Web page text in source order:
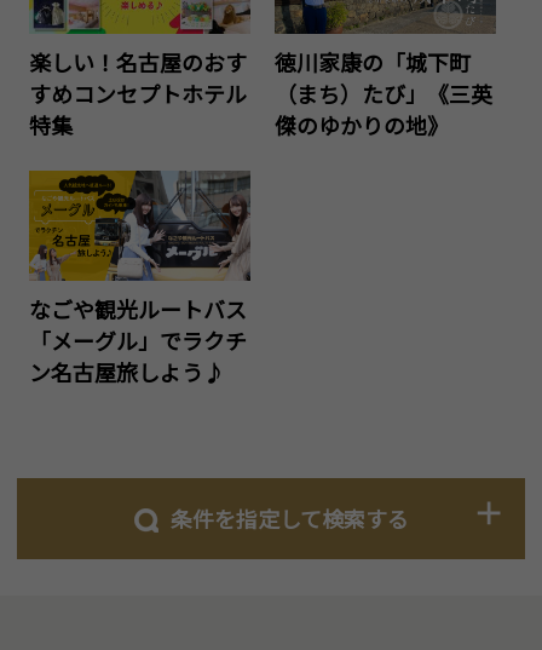
楽しい！名古屋のおす
すめコンセプトホテル
特集
徳川家康の「城下町
（まち）たび」《三英
傑のゆかりの地》
なごや観光ルートバス
「メーグル」でラクチ
ン名古屋旅しよう♪
条件を指定して検索する